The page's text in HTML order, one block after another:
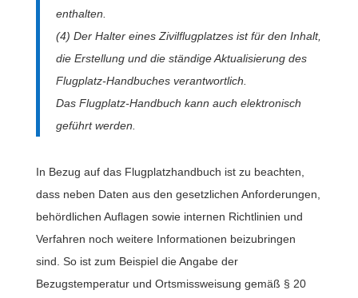
enthalten.
(4) Der Halter eines Zivilflugplatzes ist für den Inhalt,
die Erstellung und die ständige Aktualisierung des
Flugplatz-Handbuches verantwortlich.
Das Flugplatz-Handbuch kann auch elektronisch
geführt werden.
In Bezug auf das Flugplatzhandbuch ist zu beachten,
dass neben Daten aus den gesetzlichen Anforderungen,
behördlichen Auflagen sowie internen Richtlinien und
Verfahren noch weitere Informationen beizubringen
sind. So ist zum Beispiel die Angabe der
Bezugstemperatur und Ortsmissweisung gemäß § 20